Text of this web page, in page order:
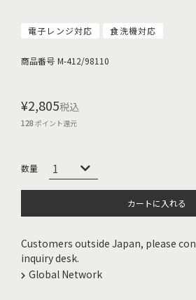
電子レンジ対応 食洗機対応
商品番号 M-412/98110
¥2,805税込
128ポイント還元
カートに入れる
Customers outside Japan, please
inquiry desk.
Global Network